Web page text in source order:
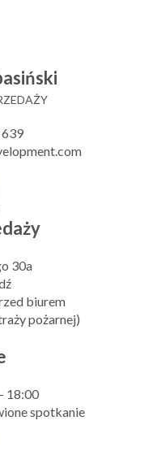
30a
biurem
pożarnej)
18:00
spotkanie